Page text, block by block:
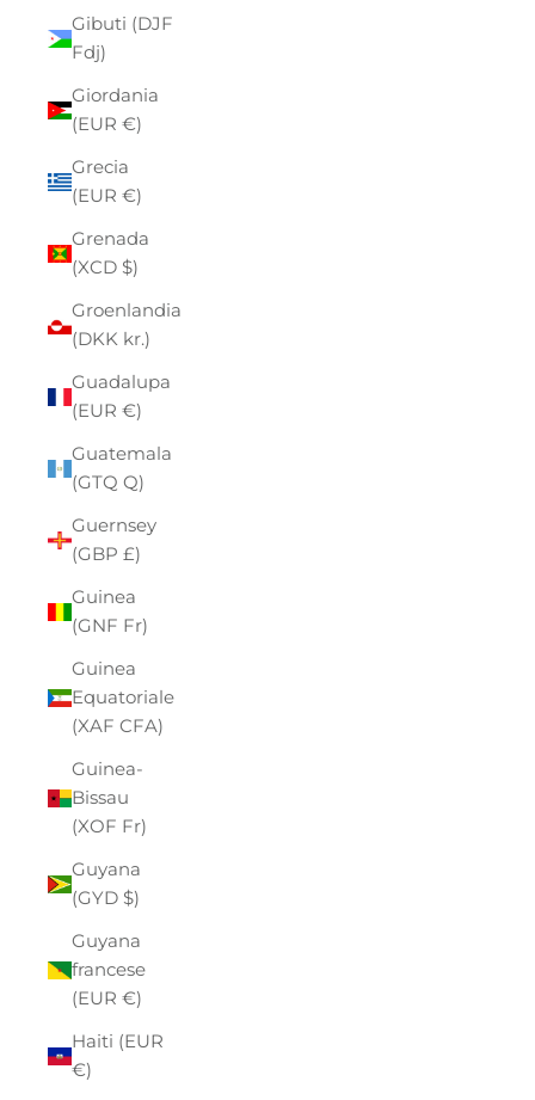
Gibuti (DJF
Fdj)
Giordania
(EUR €)
Grecia
(EUR €)
Grenada
(XCD $)
Groenlandia
(DKK kr.)
Guadalupa
(EUR €)
Guatemala
(GTQ Q)
Guernsey
(GBP £)
Guinea
(GNF Fr)
Guinea
Equatoriale
(XAF CFA)
Guinea-
Bissau
(XOF Fr)
Guyana
(GYD $)
Guyana
francese
(EUR €)
Haiti (EUR
€)